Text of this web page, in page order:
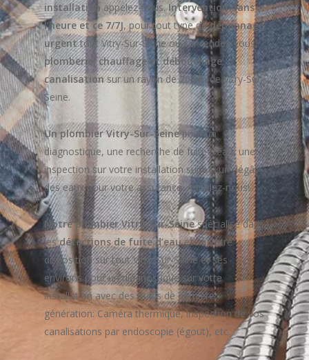
installation appelez-nous.Intervention dans
l’heure et ce 7/7J, pour tout type dedépannage
urgenttout Vitry-Sur-Seine ou sur rendez-vous,
plomberie, chauffage et débouchage
canalisationsur un rayon de 20 km de Vitry-Sur-
Seine.
Un plombier Vitry-Sur-Seinepour un
diagnostique, une recherche de fuite d’eau, une
inspection sur votre installation suite à un dégât
des eaux pour votre assurance. Appelez-nous!
Notre plombier Vitry-Sur-Seinespécialisé dans
lesdétections de fuite d’eauest à votre
disposition sur tout Vitry-Sur-Seine et ses
environs pour un diagnostique sur votre
installation avec des outils de dernière
génération: Caméra thermique, inspection de vos
canalisations par endoscopie (égout), etc.